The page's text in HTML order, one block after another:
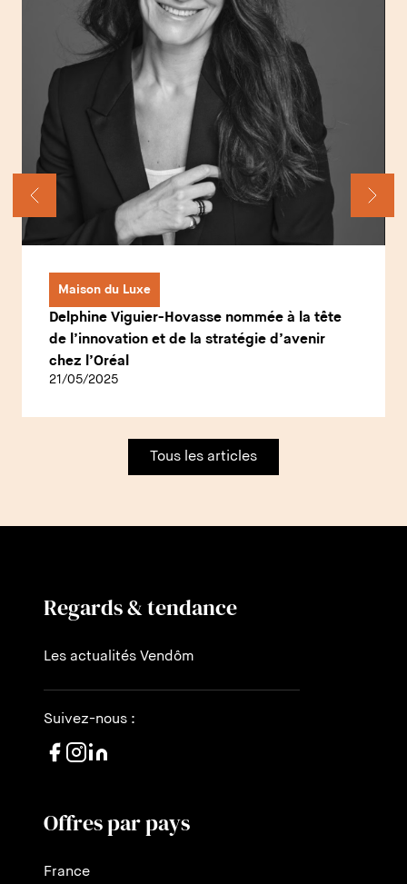
Maison du Luxe
Delphine Viguier-Hovasse nommée à la tête
de l’innovation et de la stratégie d’avenir
chez l’Oréal
21/05/2025
Tous les articles
Regards & tendance
Les actualités Vendôm
Suivez-nous :
Offres par pays
France